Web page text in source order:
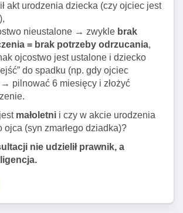
akt urodzenia dziecka (czy ojciec jest
nieustalone → zwykle brak
= brak potrzeby odrzucania,
ojcostwo jest ustalone i dziecko
do spadku (np. gdy ojciec
pilnować 6 miesięcy i złożyć
małoletni i czy w akcie urodzenia
ojca (syn zmarłego dziadka)?
nie udzielił prawnik, a